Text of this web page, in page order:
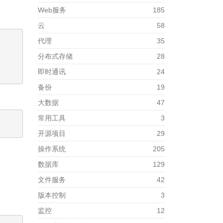
Web服务
185
云
58
代理
35
分布式存储
28
即时通讯
24
备份
19
大数据
47
常用工具
3
开源项目
29
操作系统
205
数据库
129
文件服务
42
版本控制
3
监控
12